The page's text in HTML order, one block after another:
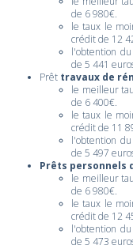
de 6 980€.
le taux le
crédit de 12
l'obtention
de 5 441
Prêt travaux de
le meilleur
de 6 400€.
le taux le
crédit de 11
l'obtention
de 5 497
Prêts personnels
le meilleur
de 6 980€.
le taux le
crédit de 12
l'obtention
de 5 473